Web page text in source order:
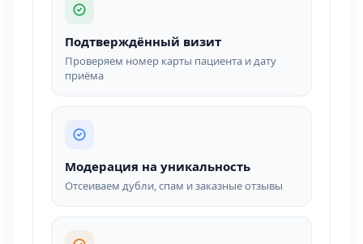
Подтверждённый визит
Проверяем номер карты пациента и дату
приёма
Модерация на уникальность
Отсеиваем дубли, спам и заказные отзывы